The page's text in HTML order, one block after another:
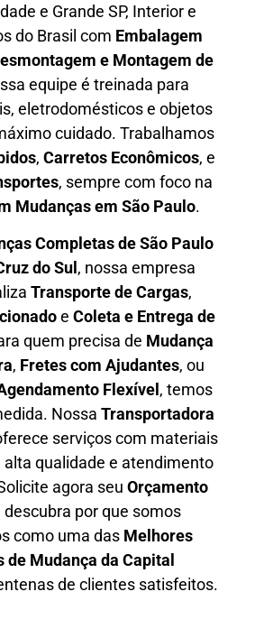
e Grande SP, Interior e
do Brasil com Embalagem
esmontagem e Montagem de
equipe é treinada para
eletrodomésticos e objetos
cuidado. Trabalhamos
, Carretos Econômicos, e
, sempre com foco na
Mudanças em São Paulo.
Completas de São Paulo
do Sul , nossa empresa
Transporte de Cargas,
e Coleta e Entrega de
quem precisa de Mudança
, Fretes com Ajudantes, ou
Flexível , temos
Nossa Transportadora
serviços com materiais
alta qualidade e atendimento
agora seu Orçamento
descubra por que somos
como uma das Melhores
de Mudança da Capital
de clientes satisfeitos.